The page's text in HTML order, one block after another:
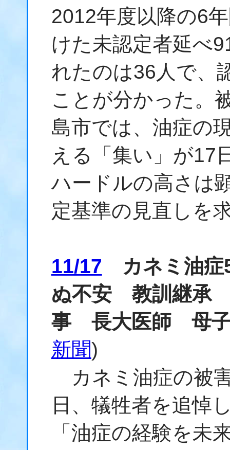
2012年度以降の6
けた未認定者延べ
れたのは36人で、
ことが分かった。
島市では、油症の
える「集い」が17
ハードルの高さは
定基準の見直しを
11/17 カネミ油症
ぬ不安 教訓継承
事 長大医師 母子
新聞)
カネミ油症の被
日、犠牲者を追悼
「油症の経験を未